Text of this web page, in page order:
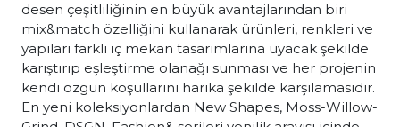
desen çeşitliliğinin en büyük avantajlarından biri
mix&match özelliğini kullanarak ürünleri, renkleri ve
yapıları farklı iç mekan tasarımlarına uyacak şekilde
karıştırıp eşleştirme olanağı sunması ve her projenin
kendi özgün koşullarını harika şekilde karşılamasıdır.
En yeni koleksiyonlardan New Shapes, Moss-Willow-